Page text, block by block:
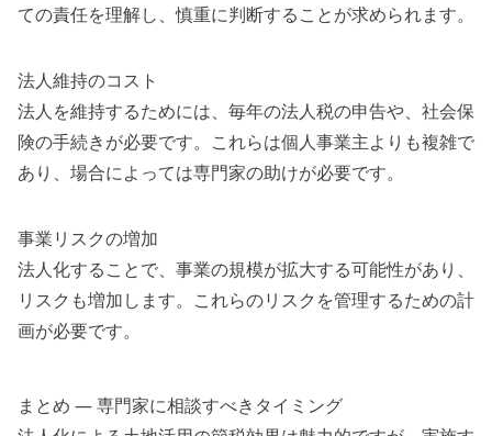
ての責任を理解し、慎重に判断することが求められます。
法人維持のコスト
法人を維持するためには、毎年の法人税の申告や、社会保
険の手続きが必要です。これらは個人事業主よりも複雑で
あり、場合によっては専門家の助けが必要です。
事業リスクの増加
法人化することで、事業の規模が拡大する可能性があり、
リスクも増加します。これらのリスクを管理するための計
画が必要です。
まとめ — 専門家に相談すべきタイミング